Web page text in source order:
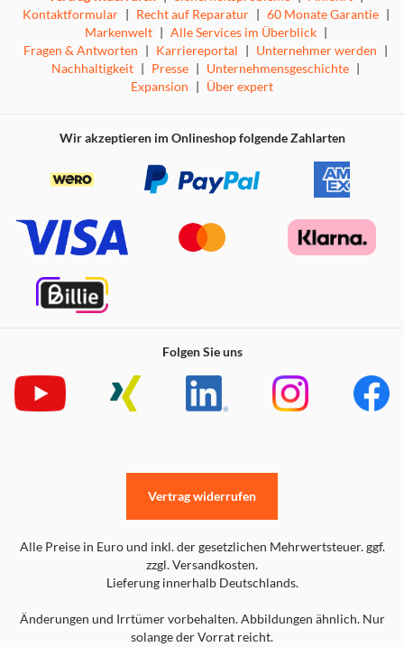
Kontaktformular | Recht auf Reparatur | 60 Monate Garantie |
Markenwelt | Alle Services im Überblick |
Fragen & Antworten | Karriereportal | Unternehmer werden |
Nachhaltigkeit | Presse | Unternehmensgeschichte |
Expansion | Über expert
Wir akzeptieren im Onlineshop folgende Zahlarten
Folgen Sie uns
Alle Preise in Euro und inkl. der gesetzlichen Mehrwertsteuer. ggf.
zzgl. Versandkosten.
Lieferung innerhalb Deutschlands.
Änderungen und Irrtümer vorbehalten. Abbildungen ähnlich. Nur
solange der Vorrat reicht.
Vertrag widerrufen